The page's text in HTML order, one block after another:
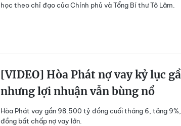
học theo chỉ đạo của Chính phủ và Tổng Bí thư Tô Lâm.
[VIDEO] Hòa Phát nợ vay kỷ lục
nhưng lợi nhuận vẫn bùng nổ
Hòa Phát vay gần 98.500 tỷ đồng cuối tháng 6, tăng
đồng bất chấp nợ vay lớn.